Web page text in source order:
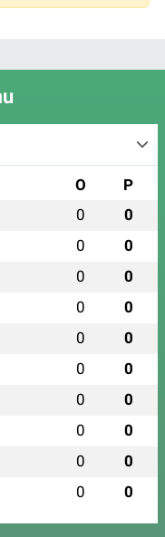
O P
0 0
0 0
0 0
0 0
0 0
0 0
0 0
0 0
0 0
0 0